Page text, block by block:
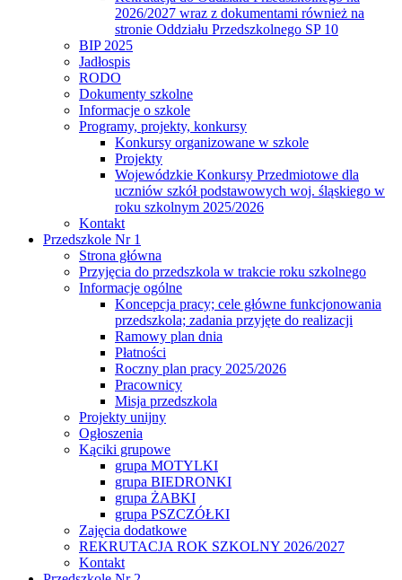
2026/2027 wraz z dokumentami również na
stronie Oddziału Przedszkolnego SP 10
BIP 2025
Jadłospis
RODO
Dokumenty szkolne
Informacje o szkole
Programy, projekty, konkursy
Konkursy organizowane w szkole
Projekty
Wojewódzkie Konkursy Przedmiotowe dla
uczniów szkół podstawowych woj. śląskiego w
roku szkolnym 2025/2026
Kontakt
Przedszkole Nr 1
Strona główna
Przyjęcia do przedszkola w trakcie roku szkolnego
Informacje ogólne
Koncepcja pracy; cele główne funkcjonowania
przedszkola; zadania przyjęte do realizacji
Ramowy plan dnia
Płatności
Roczny plan pracy 2025/2026
Pracownicy
Misja przedszkola
Projekty unijny
Ogłoszenia
Kąciki grupowe
grupa MOTYLKI
grupa BIEDRONKI
grupa ŻABKI
grupa PSZCZÓŁKI
Zajęcia dodatkowe
REKRUTACJA ROK SZKOLNY 2026/2027
Kontakt